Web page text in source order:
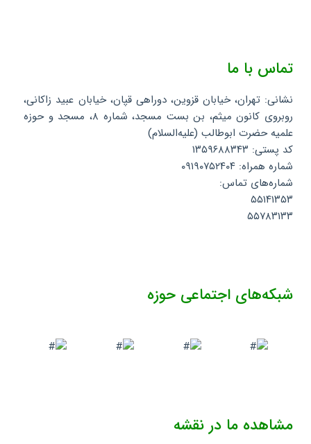
تماس با ما
نشانی: تهران، خیابان قزوین، دوراهی قپان، خیابان عبید زاکانی،
روبروی کانون میثم، بن بست مسجد، شماره ۸، مسجد و حوزه
علمیه حضرت ابوطالب (علیه‌السلام)
کد پستی: ۱۳۵۹۶۸۸۳۴۳
شماره همراه: ۰۹۱۹۰۷۵۲۴۰۴
شماره‌های تماس:
۵۵۱۴۱۳۵۳
۵۵۷۸۳۱۳۳
شبکه‌های اجتماعی حوزه
مشاهده ما در نقشه